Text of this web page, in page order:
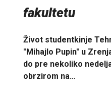
fakultetu
Život studentkinje
"Mihajlo Pupin" u
do pre nekoliko
obrzirom na…